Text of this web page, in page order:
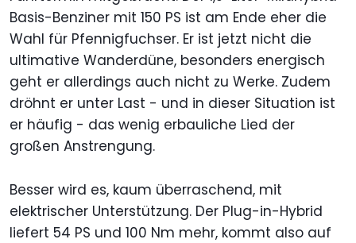
Basis-Benziner mit 150 PS ist am Ende eher die
Wahl für Pfennigfuchser. Er ist jetzt nicht die
ultimative Wanderdüne, besonders energisch
geht er allerdings auch nicht zu Werke. Zudem
dröhnt er unter Last - und in dieser Situation ist
er häufig - das wenig erbauliche Lied der
großen Anstrengung.
Besser wird es, kaum überraschend, mit
elektrischer Unterstützung. Der Plug-in-Hybrid
liefert 54 PS und 100 Nm mehr, kommt also auf